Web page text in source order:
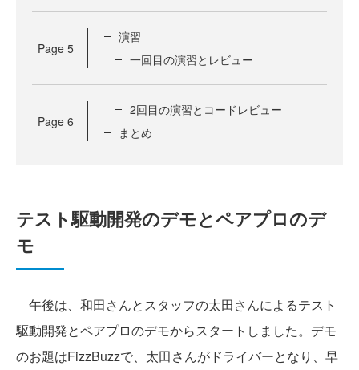
Page 5
演習
一回目の演習とレビュー
Page 6
2回目の演習とコードレビュー
まとめ
テスト駆動開発のデモとペアプロのデ
モ
午後は、和田さんとスタッフの太田さんによるテスト
駆動開発とペアプロのデモからスタートしました。デモ
のお題はFizzBuzzで、太田さんがドライバーとなり、早